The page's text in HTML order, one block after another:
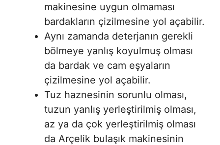
makinesine uygun olmaması
bardakların çizilmesine yol açabilir.
Aynı zamanda deterjanın gerekli
bölmeye yanlış koyulmuş olması
da bardak ve cam eşyaların
çizilmesine yol açabilir.
Tuz haznesinin sorunlu olması,
tuzun yanlış yerleştirilmiş olması,
az ya da çok yerleştirilmiş olması
da Arçelik bulaşık makinesinin